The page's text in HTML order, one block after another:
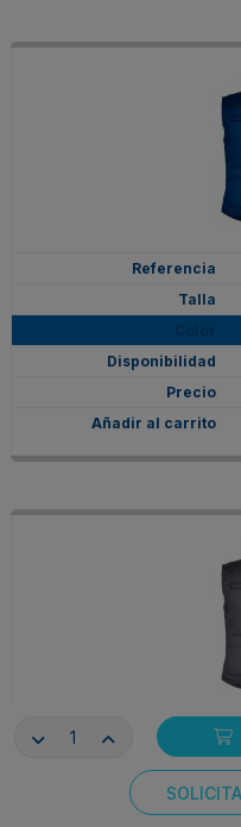
Consentimiento de cookies